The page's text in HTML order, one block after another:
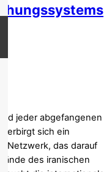
jeder abgefangenen
verbirgt sich ein
Netzwerk, das darauf
des iranischen